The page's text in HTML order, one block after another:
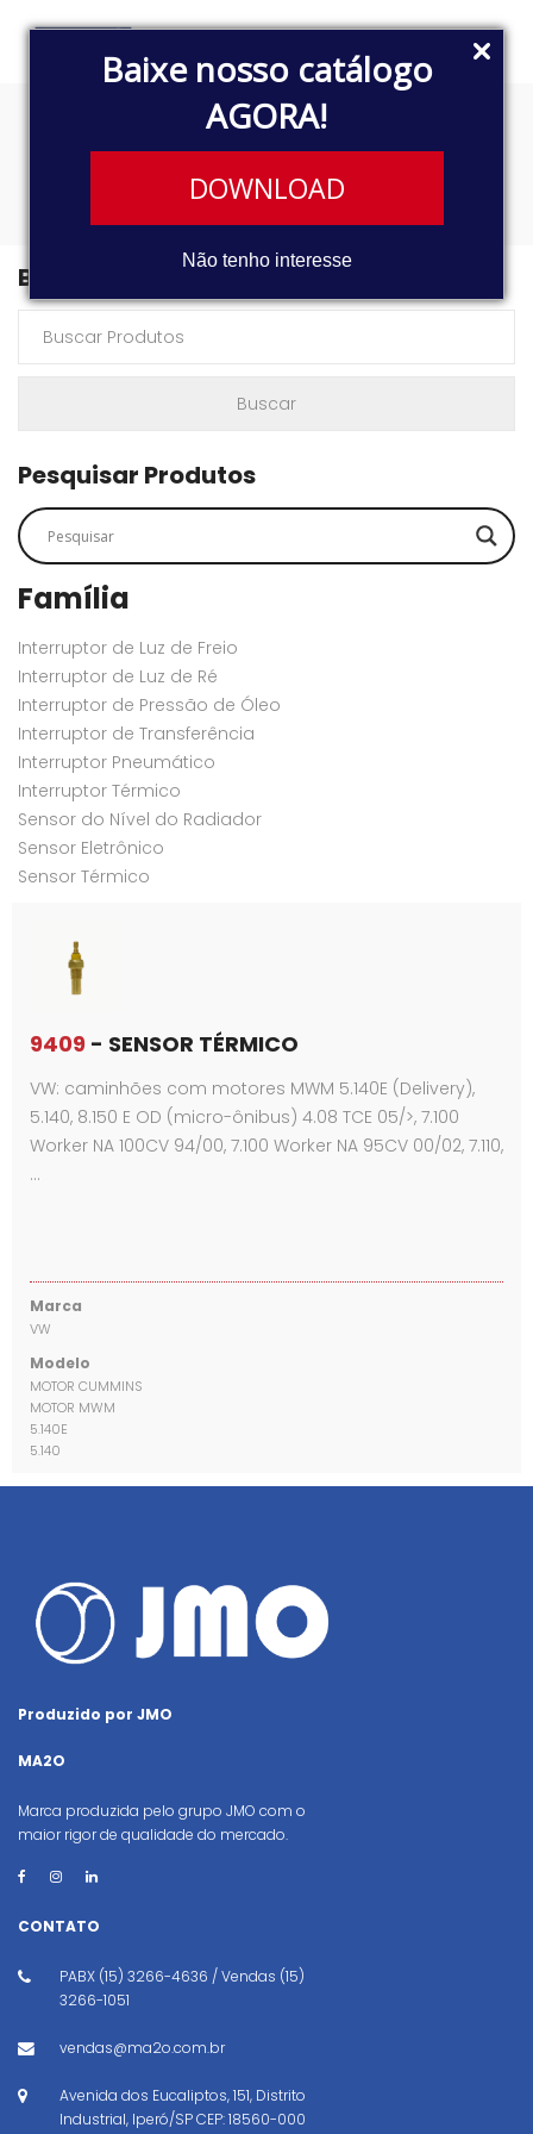
Baixe nosso catálogo
AGORA!
DOWNLOAD
Não tenho interesse
12.140H
Buscar Produtos
Pesquisar Produtos
Família
Interruptor de Luz de Freio
Interruptor de Luz de Ré
Interruptor de Pressão de Óleo
Interruptor de Transferência
Interruptor Pneumático
Interruptor Térmico
Sensor do Nível do Radiador
Sensor Eletrônico
Sensor Térmico
9409 - SENSOR TÉRMICO
VW: caminhões com motores MWM 5.140E (Delivery),
5.140, 8.150 E OD (micro-ônibus) 4.08 TCE 05/>, 7.100
Worker NA 100CV 94/00, 7.100 Worker NA 95CV 00/02, 7.110,
…
Marca
VW
Modelo
MOTOR CUMMINS
MOTOR MWM
5.140E
5.140
Produzido por JMO
MA2O
Marca produzida pelo grupo JMO com o
maior rigor de qualidade do mercado.
CONTATO
PABX (15) 3266-4636 / Vendas (15)
3266-1051
vendas@ma2o.com.br
Avenida dos Eucaliptos, 151, Distrito
Industrial, Iperó/SP CEP: 18560-000